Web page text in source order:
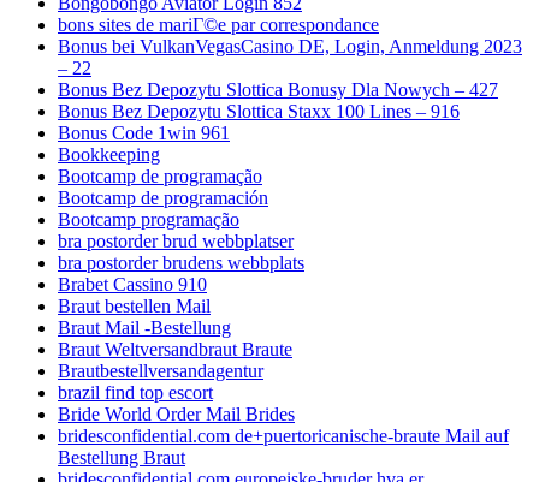
bons sites de mariГ©e par correspondance
Bonus bei VulkanVegasCasino DE, Login, Anmeldung 2023
– 22
Bonus Bez Depozytu Slottica Bonusy Dla Nowych – 427
Bonus Bez Depozytu Slottica Staxx 100 Lines – 916
Bonus Code 1win 961
Bookkeeping
Bootcamp de programação
Bootcamp de programación
Bootcamp programação
bra postorder brud webbplatser
bra postorder brudens webbplats
Brabet Cassino 910
Braut bestellen Mail
Braut Mail -Bestellung
Braut Weltversandbraut Braute
Brautbestellversandagentur
brazil find top escort
Bride World Order Mail Brides
bridesconfidential.com de+puertoricanische-braute Mail auf
Bestellung Braut